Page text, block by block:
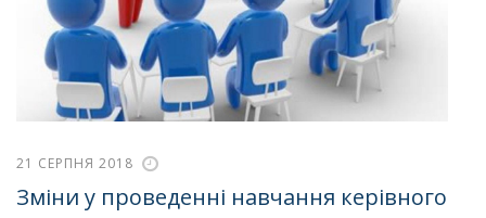
21 СЕРПНЯ 2018
Зміни у проведенні навчання керівного